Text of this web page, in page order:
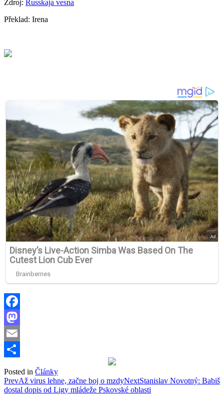
Zdroj: Russkaja vesna
Překlad: Irena
Facebook
Mastodon
Email
Posted in Články
Post
navigation
PrevAž virus lehne, začne boj o mzdyNextStanislav Novotný: Babiš
dostal dopis od Ligy mládeže Pskovské oblasti